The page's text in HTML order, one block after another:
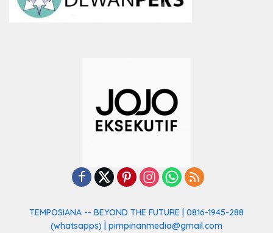
TEMPOSIANA -- BEYOND THE FUTURE | 0816-1945-288
(whatsapps) | pimpinanmedia@gmail.com